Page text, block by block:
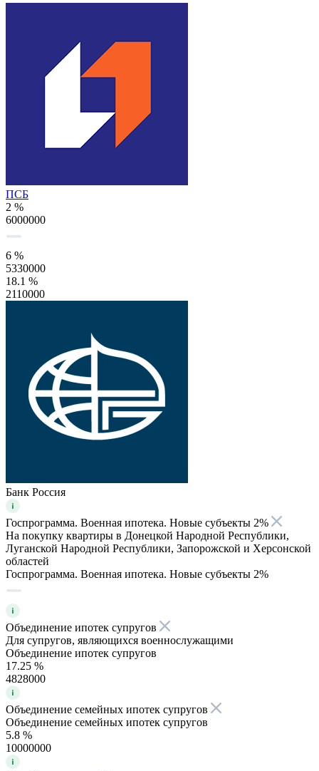
ПСБ
2 %
6000000
6 %
5330000
18.1 %
2110000
Банк Россия
Госпрограмма. Военная ипотека. Новые субъекты 2%
На покупку квартиры в Донецкой Народной Республики,
Луганской Народной Республики, Запорожской и Херсонской
областей
Госпрограмма. Военная ипотека. Новые субъекты 2%
Объединение ипотек супругов
Для супругов, являющихся военнослужащими
Объединение ипотек супругов
17.25 %
4828000
Объединение семейных ипотек супругов
Объединение семейных ипотек супругов
5.8 %
10000000